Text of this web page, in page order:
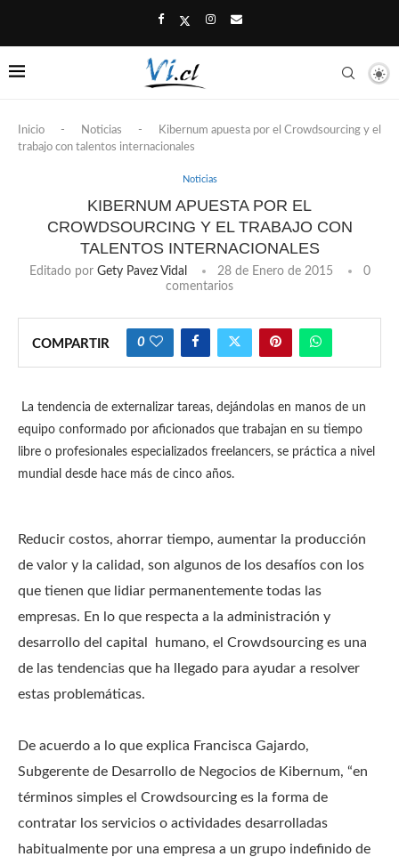
Inicio - Noticias -
Kibernum apuesta por el Crowdsourcing y el
trabajo con talentos internacionales
Noticias
KIBERNUM APUESTA POR EL
CROWDSOURCING Y EL TRABAJO CON
TALENTOS INTERNACIONALES
Editado por Gety Pavez Vidal 28 de Enero de 2015
0
comentarios
COMPARTIR 0
La tendencia de externalizar tareas, dejándolas en manos de un
equipo conformado por aficionados que trabajan en su tiempo
libre o profesionales especializados freelancers, se práctica a nivel
mundial desde hace más de cinco años.
Reducir costos, ahorrar tiempo, aumentar la producción
de valor y la calidad, son algunos de los desafíos con los
que tienen que lidiar permanentemente todas las
empresas. En lo que respecta a la administración y
desarrollo del capital humano, el Crowdsourcing es una
de las tendencias que ha llegado para ayudar a resolver
estas problemáticas.
De acuerdo a lo que explica Francisca Gajardo,
Subgerente de Desarrollo de Negocios de Kibernum, “en
términos simples el Crowdsourcing es la forma de
contratar los servicios o actividades desarrolladas
habitualmente por una empresa a un grupo indefinido de